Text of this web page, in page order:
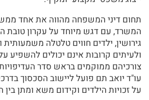
תחום דיני המשפחה מהווה את אחד
המשרד, עם דגש מיוחד על עקרון טובת
גירושין, ילדים חווים טלטלה משמעותית
ולעיתים קרובות אינם יכולים להשפיע
צורכיהם ממוקמים בראש סדר
עו"ד יואב תם פועל ליישוב הסכסוך
על זכויות הילדים וקידום משא ומתן בין